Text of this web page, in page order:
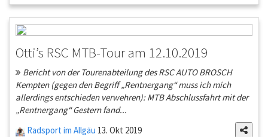
Otti’s RSC MTB-Tour am 12.10.2019
Bericht von der Tourenabteilung des RSC AUTO BROSCH
Kempten (gegen den Begriff „Rentnergang“ muss ich mich
allerdings entschieden verwehren): MTB Abschlussfahrt mit der
„Rentnergang“ Gestern fand...
Radsport im Allgäu 13. Okt 2019